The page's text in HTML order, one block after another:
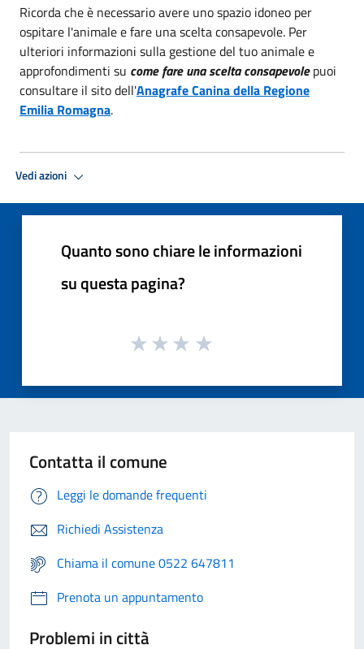
Ricorda che è necessario avere uno spazio idoneo per
ospitare l'animale e fare una scelta consapevole. Per
ulteriori informazioni sulla gestione del tuo animale e
approfondimenti su come fare una scelta consapevolepuoi
consultare il sito dell'Anagrafe Canina della Regione
Emilia Romagna.
Vedi azioni
Quanto sono chiare le informazioni
su questa pagina?
Contatta il comune
Leggi le domande frequenti
Richiedi Assistenza
Chiama il comune 0522 647811
Prenota un appuntamento
Problemi in città